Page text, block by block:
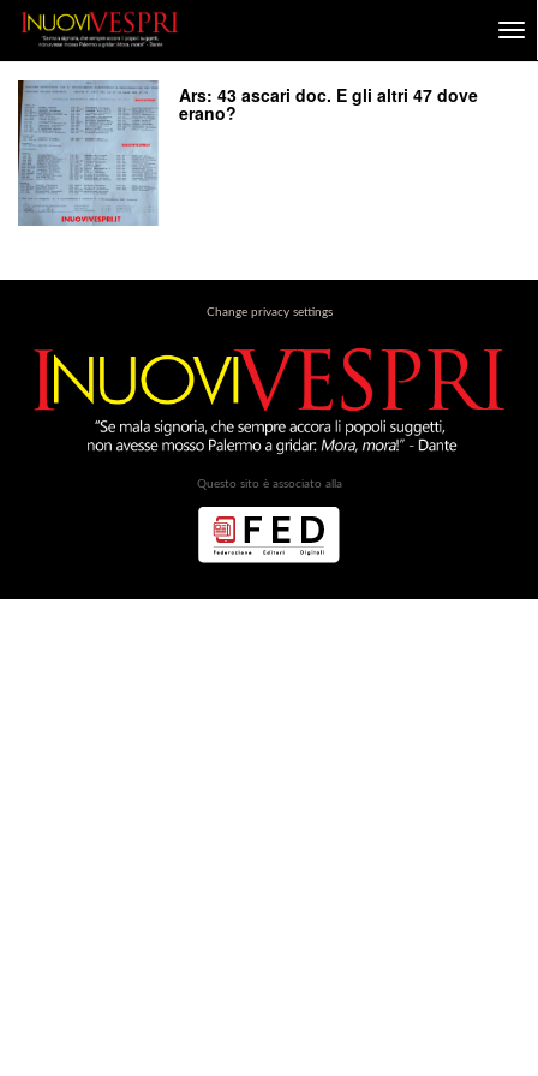
Ars: 43 ascari doc. E gli altri 47 dove
erano?
Change privacy settings
Questo sito è associato alla